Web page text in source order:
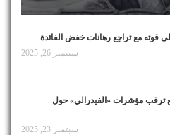
قوته مع تراجع رهانات خفض الفائدة
سبتمبر 26, 2025
ترقب مؤشرات «الفيدرالي» حول
سبتمبر 23, 2025